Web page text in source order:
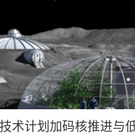
术计划加码核推进与